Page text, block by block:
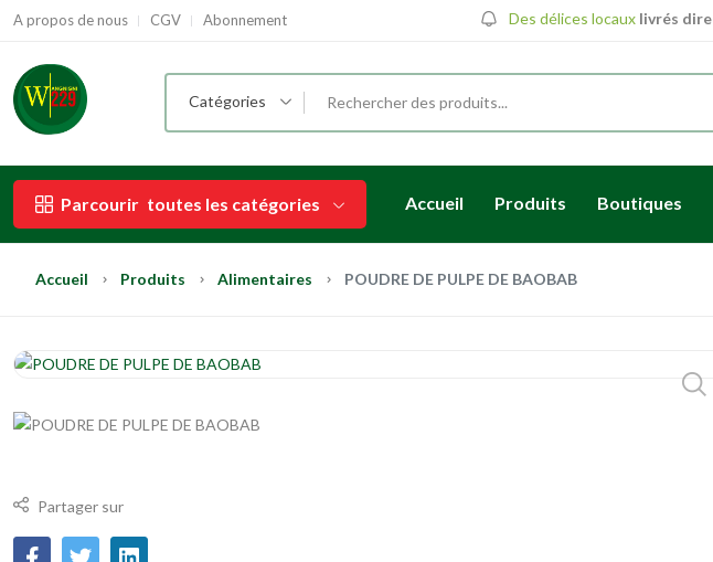
A propos de nous CGV Abonnement Des délices locauxlivrés
Catégories
Parcourir toutes les catégories Accueil Produits Boutiques
Accueil Produits Alimentaires POUDRE DE PULPE DE BAOBAB
Partager sur